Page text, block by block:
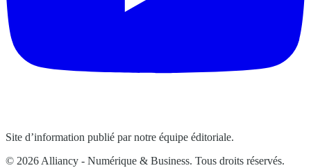
Site d’information publié par notre équipe éditoriale.
© 2026 Alliancy - Numérique & Business. Tous droits réservés.